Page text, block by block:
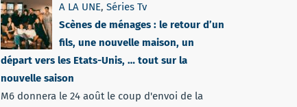
A LA UNE, Séries Tv
Scènes de ménages : le retour d’un
fils, une nouvelle maison, un
départ vers les Etats-Unis, … tout sur la
nouvelle saison
M6 donnera le 24 août le coup d'envoi de la